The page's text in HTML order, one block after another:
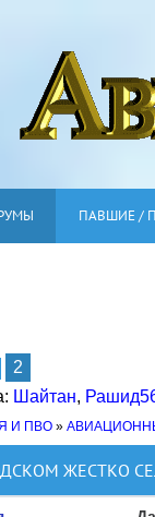
ПАВШИЕ /
2
Шайтан,
И ПВО »
ЖЕСТКО